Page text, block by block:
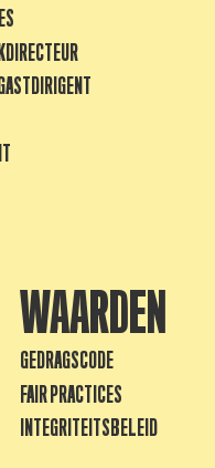
WAARDEN
GEDRAGSCODE
FAIR PRACTICES
INTEGRITEITSBELEID